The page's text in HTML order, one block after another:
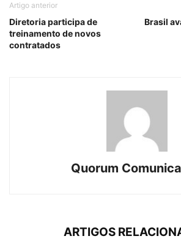
Artigo anterior
Diretoria participa de
treinamento de novos
contratados
Brasil
Quorum
ARTIGOS